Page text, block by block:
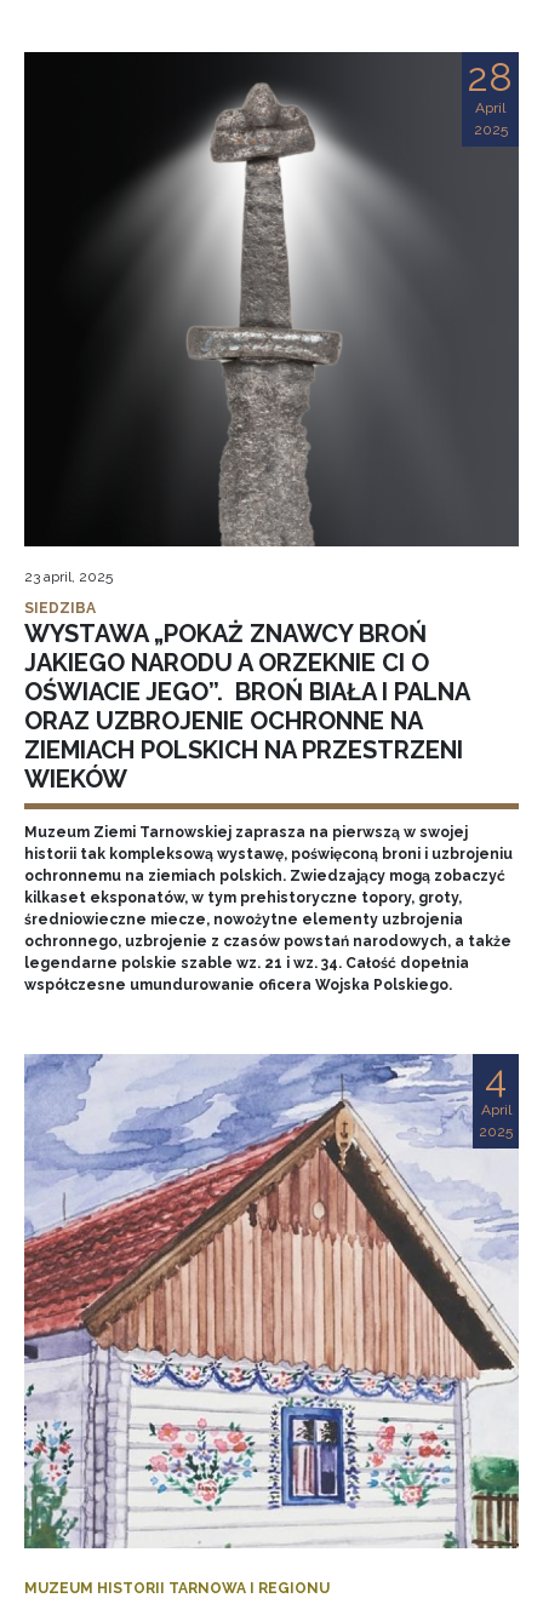
28
April
2025
23 april, 2025
SIEDZIBA
WYSTAWA „POKAŻ ZNAWCY BROŃ
JAKIEGO NARODU A ORZEKNIE CI O
OŚWIACIE JEGO”. BROŃ BIAŁA I PALNA
ORAZ UZBROJENIE OCHRONNE NA
ZIEMIACH POLSKICH NA PRZESTRZENI
WIEKÓW
Muzeum Ziemi Tarnowskiej zaprasza na pierwszą w swojej
historii tak kompleksową wystawę, poświęconą broni i uzbrojeniu
ochronnemu na ziemiach polskich. Zwiedzający mogą zobaczyć
kilkaset eksponatów, w tym prehistoryczne topory, groty,
średniowieczne miecze, nowożytne elementy uzbrojenia
ochronnego, uzbrojenie z czasów powstań narodowych, a także
legendarne polskie szable wz. 21 i wz. 34. Całość dopełnia
współczesne umundurowanie oficera Wojska Polskiego.
4
April
2025
MUZEUM HISTORII TARNOWA I REGIONU